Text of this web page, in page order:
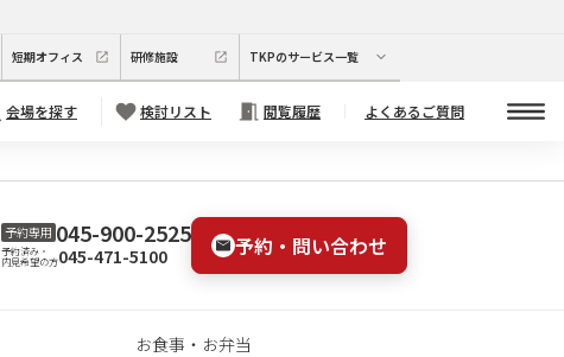
短期オフィス 研修施設 TKPのサービス一覧
会場を探す 検討リスト 閲覧履歴 よくあるご質問
予約専用 045-900-2525
予約済み・
内見希望の方045-471-5100 予約・問い合わせ
お食事・お弁当